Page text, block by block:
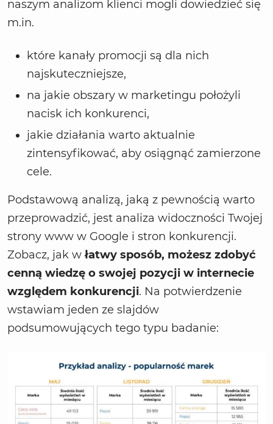
naszym analizom klienci mogli dowiedzieć się
m.in.
które kanały promocji są dla nich
najskuteczniejsze,
na jakie obszary w marketingu położyli
nacisk ich konkurenci,
jakie działania warto aktualnie
zintensyfikować, aby osiągnąć zamierzone
cele.
Podstawową analizą, jaką z pewnością warto
przeprowadzić, jest analiza widoczności Twojej
strony www w Google i stron konkurencji.
Zobacz, jak włatwy sposób, możesz zdobyć
cenną wiedzę o swojej pozycji w internecie
względem konkurencji. Na potwierdzenie
wstawiam jeden ze slajdów
podsumowujących tego typu badanie: